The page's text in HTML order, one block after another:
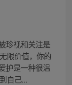
珍视和关注是
限价值，你的
护是一种很温
自己...